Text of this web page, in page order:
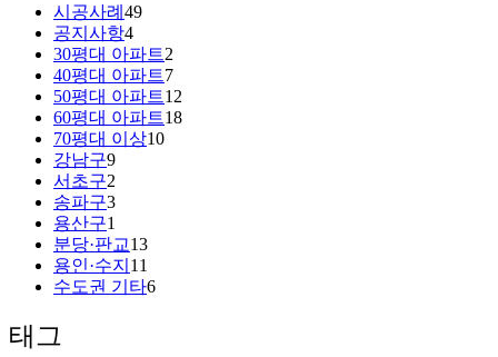
시공사례 49
공지사항4
30평대 아파트2
40평대 아파트7
50평대 아파트12
60평대 아파트18
70평대 이상10
강남구9
서초구2
송파구3
용산구1
분당·판교13
용인·수지 11
수도권 기타6
태그